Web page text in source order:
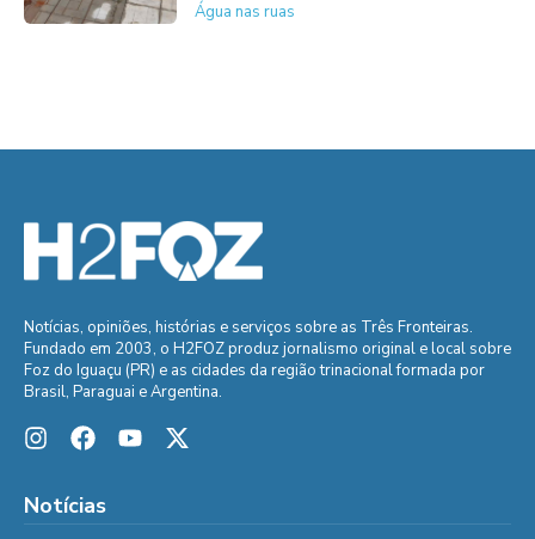
Água nas ruas
Notícias, opiniões, histórias e serviços sobre as Três Fronteiras.
Fundado em 2003, o H2FOZ produz jornalismo original e local sobre
Foz do Iguaçu (PR) e as cidades da região trinacional formada por
Brasil, Paraguai e Argentina.
Notícias